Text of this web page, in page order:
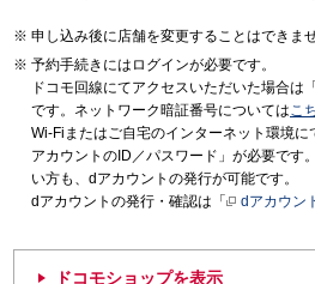
申し込み後に店舗を変更することはできませ
予約手続きにはログインが必要です。
ドコモ回線にてアクセスいただいた場合は
です。ネットワーク暗証番号についてはこ
Wi-Fiまたはご自宅のインターネット環境
アカウントのID／パスワード」が必要です
い方も、dアカウントの発行が可能です。
dアカウントの発行・確認は「
dアカウン
ドコモショップを表示